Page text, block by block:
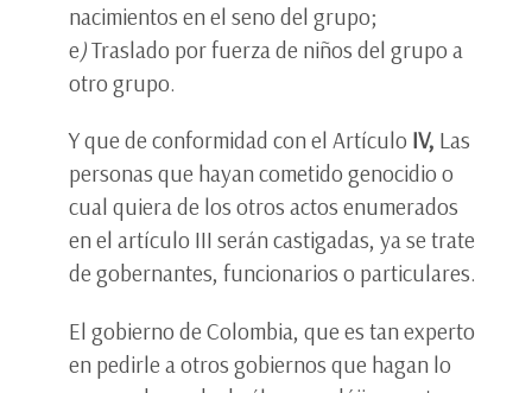
nacimientos en el seno del grupo;
e)Traslado por fuerza de niños del grupo a
otro grupo.
Y que de conformidad con el Artículo IV, Las
personas que hayan cometido genocidio o
cual quiera de los otros actos enumerados
en el artículo III serán castigadas, ya se trate
de gobernantes, funcionarios o particulares.
El gobierno de Colombia, que es tan experto
en pedirle a otros gobiernos que hagan lo